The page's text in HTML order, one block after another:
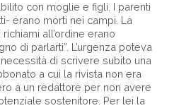
con moglie e figli. I parenti
erano morti nei campi. La
all’ordine erano
di parlarti”. L’urgenza poteva
di scrivere subito una
a cui la rivista non era
a un redattore per non avere
sostenitore. Per lei la